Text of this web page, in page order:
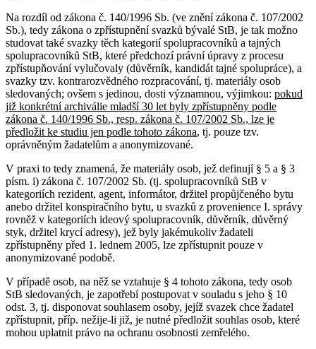
Na rozdíl od zákona č. 140/1996 Sb. (ve znění zákona č. 107/2002
Sb.), tedy zákona o zpřístupnění svazků bývalé StB, je tak možno
studovat také svazky těch kategorií spolupracovníků a tajných
spolupracovníků StB, které předchozí právní úpravy z procesu
zpřístupňování vylučovaly (důvěrník, kandidát tajné spolupráce), a
svazky tzv. kontrarozvědného rozpracování, tj. materiály osob
sledovaných; ovšem s jedinou, dosti významnou, výjimkou: pokud
již konkrétní archiválie mladší 30 let byly zpřístupněny podle
zákona č. 140/1996 Sb., resp. zákona č. 107/2002 Sb., lze je
předložit ke studiu jen podle tohoto zákona, tj. pouze tzv.
oprávněným žadatelům a anonymizované.
V praxi to tedy znamená, že materiály osob, jež definují § 5 a § 3
písm. i) zákona č. 107/2002 Sb. (tj. spolupracovníků StB v
kategoriích rezident, agent, informátor, držitel propůjčeného bytu
anebo držitel konspiračního bytu, u svazků z provenience I. správy
rovněž v kategoriích ideový spolupracovník, důvěrník, důvěrný
styk, držitel krycí adresy), jež byly jakémukoliv žadateli
zpřístupněny před 1. lednem 2005, lze zpřístupnit pouze v
anonymizované podobě.
V případě osob, na něž se vztahuje § 4 tohoto zákona, tedy osob
StB sledovaných, je zapotřebí postupovat v souladu s jeho § 10
odst. 3, tj. disponovat souhlasem osoby, jejíž svazek chce žadatel
zpřístupnit, příp. nežije-li již, je nutné předložit souhlas osob, které
mohou uplatnit právo na ochranu osobnosti zemřelého.